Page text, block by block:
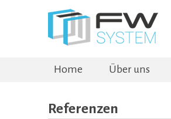
Home Über uns
Referenzen